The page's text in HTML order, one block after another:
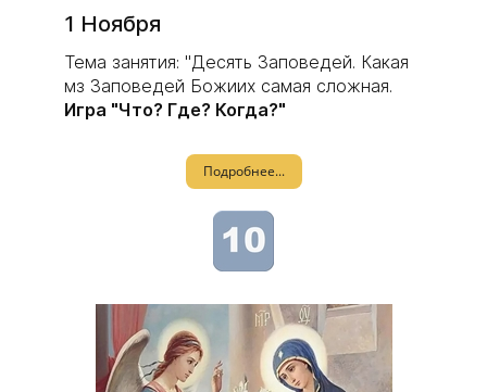
1 Ноября
Тема занятия: "Десять Заповедей. Какая
мз Заповедей Божиих самая сложная.
Игра "Что? Где? Когда?"
Подробнее...